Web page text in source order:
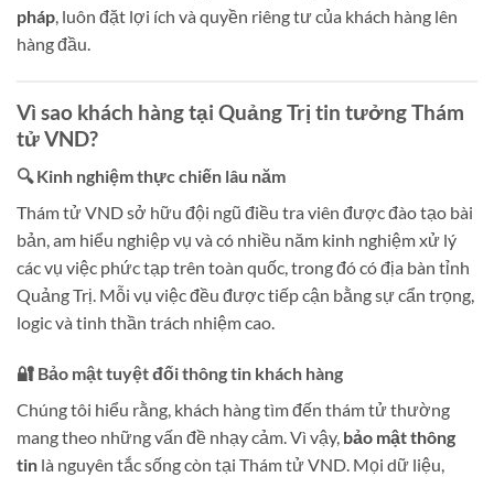
pháp, luôn đặt lợi ích và quyền riêng tư của khách hàng lên
hàng đầu.
Vì sao khách hàng tại Quảng Trị tin tưởng Thám
tử VND?
🔍 Kinh nghiệm thực chiến lâu năm
Thám tử VND sở hữu đội ngũ điều tra viên được đào tạo bài
bản, am hiểu nghiệp vụ và có nhiều năm kinh nghiệm xử lý
các vụ việc phức tạp trên toàn quốc, trong đó có địa bàn tỉnh
Quảng Trị. Mỗi vụ việc đều được tiếp cận bằng sự cẩn trọng,
logic và tinh thần trách nhiệm cao.
🔐 Bảo mật tuyệt đối thông tin khách hàng
Chúng tôi hiểu rằng, khách hàng tìm đến thám tử thường
mang theo những vấn đề nhạy cảm. Vì vậy, bảo mật thông
tin là nguyên tắc sống còn tại Thám tử VND. Mọi dữ liệu,